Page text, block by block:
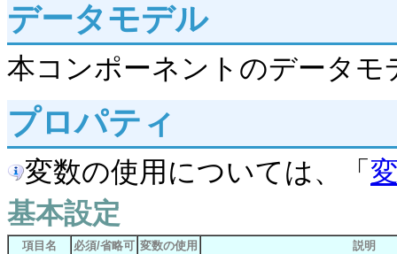
データモデル
本コンポーネントのデータ
プロパティ
変数の使用については、「
基本設定
項目名 必須/省略可 変数の使用
説明